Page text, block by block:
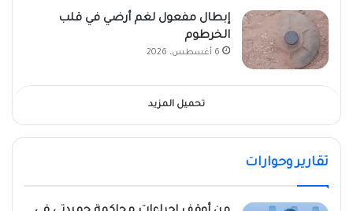
إبطال مفعول لغم أرضي في قلب
الخرطوم
6 أغسطس، 2026
تحميل المزيد
تقارير وحوارات